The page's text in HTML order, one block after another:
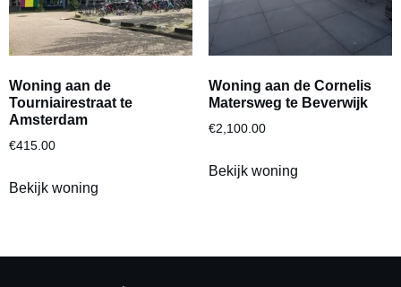
Woning aan de
Tourniairestraat te
Amsterdam
€415.00
Bekijk woning
Woning aan de Cornelis
Matersweg te Beverwijk
€2,100.00
Bekijk woning